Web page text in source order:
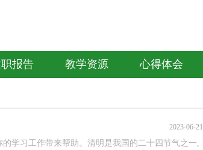
报告 教学资源 心得体会
2023-06-21
学习工作带来帮助。清明是我国的二十四节气之一,